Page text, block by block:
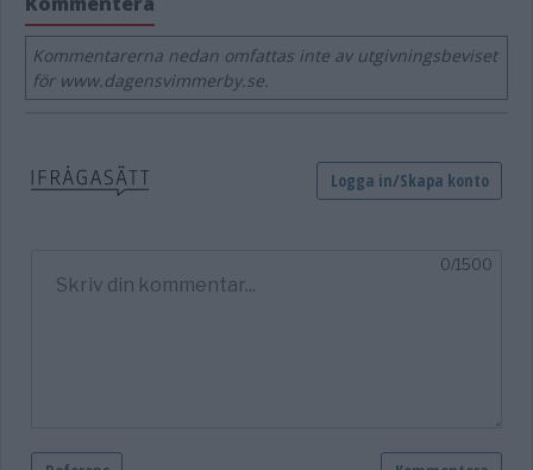
Kommentarerna nedan omfattas inte av utgivningsbeviset
för www.dagensvimmerby.se.